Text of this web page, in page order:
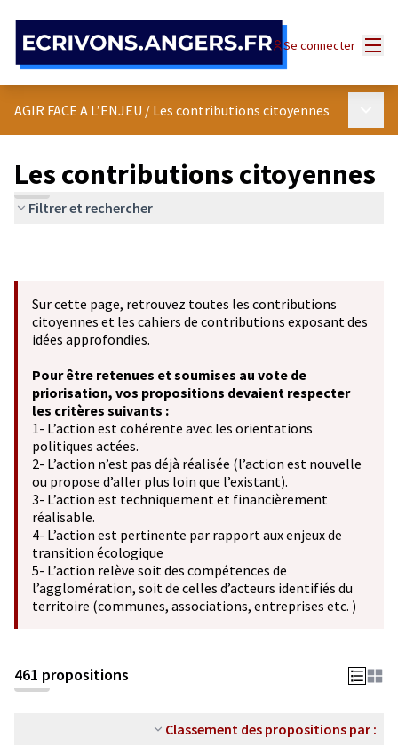
Se connecter
AGIR FACE A L’ENJEU / Les contributions citoyennes
Les contributions citoyennes
Filtrer et rechercher
Sur cette page, retrouvez toutes les contributions
citoyennes et les cahiers de contributions exposant des
idées approfondies.
Pour être retenues et soumises au vote de
priorisation, vos propositions devaient respecter
les critères suivants :
1- L’action est cohérente avec les orientations
politiques actées.
2- L’action n’est pas déjà réalisée (l’action est nouvelle
ou propose d’aller plus loin que l’existant).
3- L’action est techniquement et financièrement
réalisable.
4- L’action est pertinente par rapport aux enjeux de
transition écologique
5- L’action relève soit des compétences de
l’agglomération, soit de celles d’acteurs identifiés du
territoire (communes, associations, entreprises etc. )
461 propositions
Classement des propositions par :